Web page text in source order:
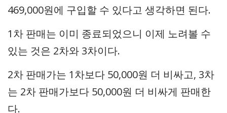
469,000원에 구입할 수 있다고 생각하면 된다.
1차 판매는 이미 종료되었으니 이제 노려볼 수
있는 것은 2차와 3차이다.
2차 판매가는 1차보다 50,000원 더 비싸고, 3차
는 2차 판매가보다 50,000원 더 비싸게 판매한
다.